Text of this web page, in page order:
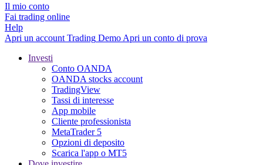
Il mio conto
Fai trading online
Help
Apri un account Trading Demo Apri un conto di prova
Investi
Conto OANDA
OANDA stocks account
TradingView
Tassi di interesse
App mobile
Cliente professionista
MetaTrader 5
Opzioni di deposito
Scarica l'app o MT5